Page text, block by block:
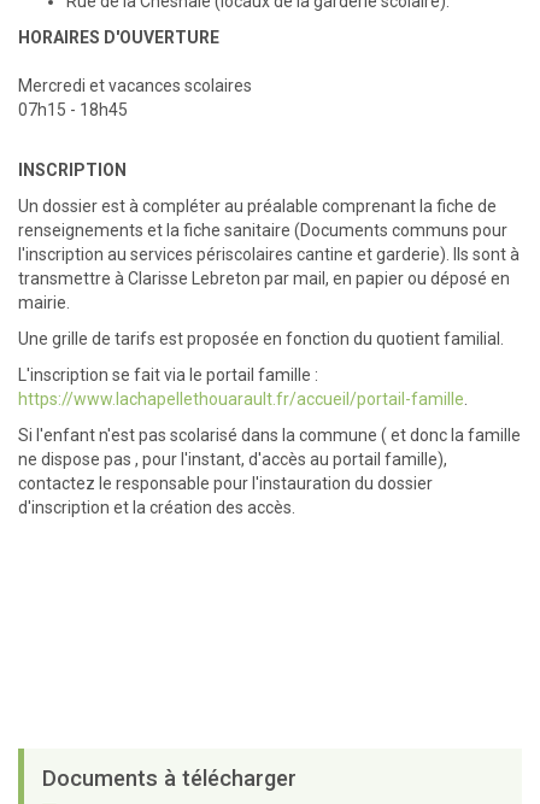
HORAIRES D'OUVERTURE
Mercredi et vacances scolaires
07h15 - 18h45
INSCRIPTION
Un dossier est à compléter au préalable comprenant la fiche de
renseignements et la fiche sanitaire (Documents communs pour
l'inscription au services périscolaires cantine et garderie). Ils sont à
transmettre à Clarisse Lebreton par mail, en papier ou déposé en
mairie.
Une grille de tarifs est proposée en fonction du quotient familial.
L'inscription se fait via le portail famille :
https://www.lachapellethouarault.fr/accueil/portail-famille
Si l'enfant n'est pas scolarisé dans la commune ( et donc la famille
ne dispose pas , pour l'instant, d'accès au portail famille),
contactez le responsable pour l'instauration du dossier
d'inscription et la création des accès.
Documents à télécharger